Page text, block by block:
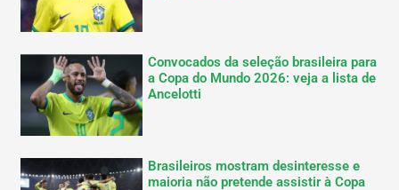
Convocados da seleção brasileira para
a Copa do Mundo 2026: veja a lista de
Ancelotti
Brasileiros mostram desinteresse e
maioria não pretende assistir à Copa